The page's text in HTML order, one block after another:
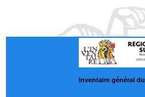
Inventaire général du